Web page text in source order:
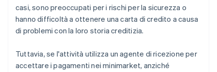
casi, sono preoccupati per i rischi per la sicurezza o
hanno difficoltà a ottenere una carta di credito a causa
di problemi con la loro storia creditizia.
Tuttavia, se l'attività utilizza un agente di ricezione per
accettare i pagamenti nei minimarket, anziché